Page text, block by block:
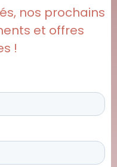
nos prochains
et offres
!